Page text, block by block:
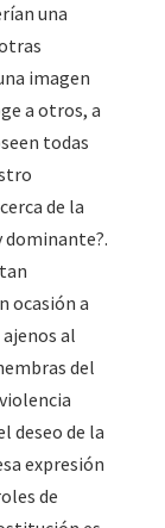
una
imagen
a otros, a
todas
de la
dominante?.
ocasión a
al
del
deseo de la
expresión
de